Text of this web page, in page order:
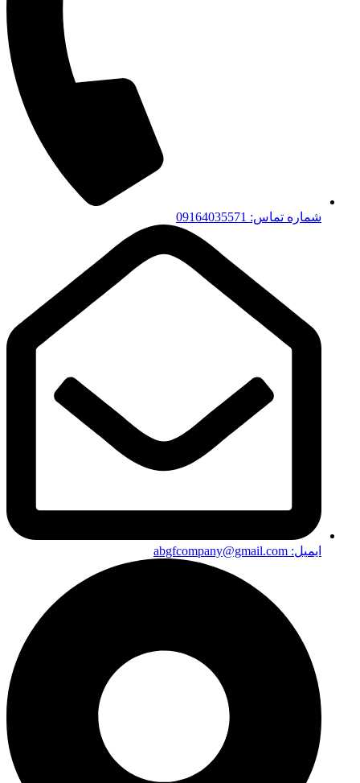
شماره تماس: 09164035571
ایمیل: abgfcompany@gmail.com